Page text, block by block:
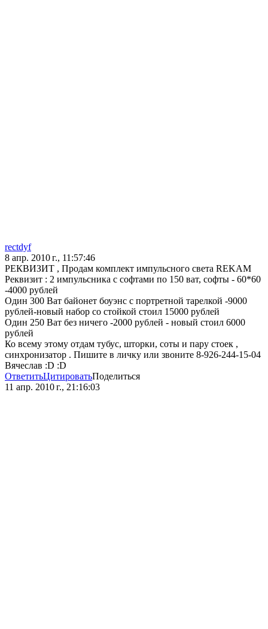
rectdyf
8 апр. 2010 г., 11:57:46
РЕКВИЗИТ , Продам комплект импульсного света REKAM
Реквизит : 2 импульсника с софтами по 150 ват, софты - 60*60
-4000 рублей
Один 300 Ват байонет боуэнс с портретной тарелкой -9000
рублей-новый набор со стойкой стоил 15000 рублей
Один 250 Ват без ничего -2000 рублей - новый стоил 6000
рублей
Ко всему этому отдам тубус, шторки, соты и пару стоек ,
синхронизатор . Пишите в личку или звоните 8-926-244-15-04
Вячеслав :D :D
ОтветитьЦитироватьПоделиться
11 апр. 2010 г., 21:16:03